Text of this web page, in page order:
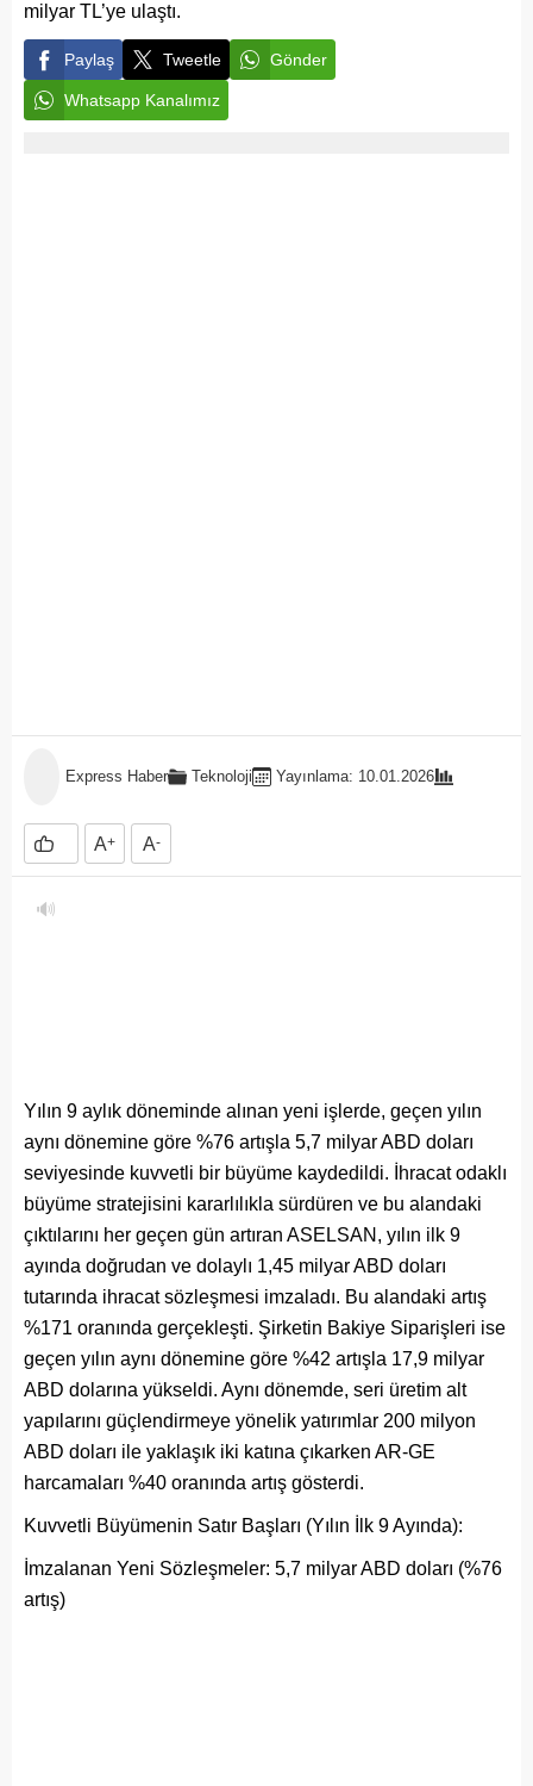
milyar TL’ye ulaştı.
Paylaş Tweetle Gönder
Whatsapp Kanalımız
Express Haber Teknoloji Yayınlama: 10.01.2026
A+ A-
🔊
Yılın 9 aylık döneminde alınan yeni işlerde, geçen yılın
aynı dönemine göre %76 artışla 5,7 milyar ABD doları
seviyesinde kuvvetli bir büyüme kaydedildi. İhracat odaklı
büyüme stratejisini kararlılıkla sürdüren ve bu alandaki
çıktılarını her geçen gün artıran ASELSAN, yılın ilk 9
ayında doğrudan ve dolaylı 1,45 milyar ABD doları
tutarında ihracat sözleşmesi imzaladı. Bu alandaki artış
%171 oranında gerçekleşti. Şirketin Bakiye Siparişleri ise
geçen yılın aynı dönemine göre %42 artışla 17,9 milyar
ABD dolarına yükseldi. Aynı dönemde, seri üretim alt
yapılarını güçlendirmeye yönelik yatırımlar 200 milyon
ABD doları ile yaklaşık iki katına çıkarken AR-GE
harcamaları %40 oranında artış gösterdi.
Kuvvetli Büyümenin Satır Başları (Yılın İlk 9 Ayında):
İmzalanan Yeni Sözleşmeler: 5,7 milyar ABD doları (%76
artış)